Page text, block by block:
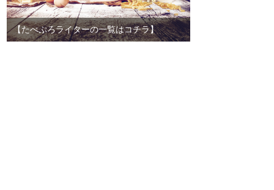
【たべぷろライターの一覧はコチラ】